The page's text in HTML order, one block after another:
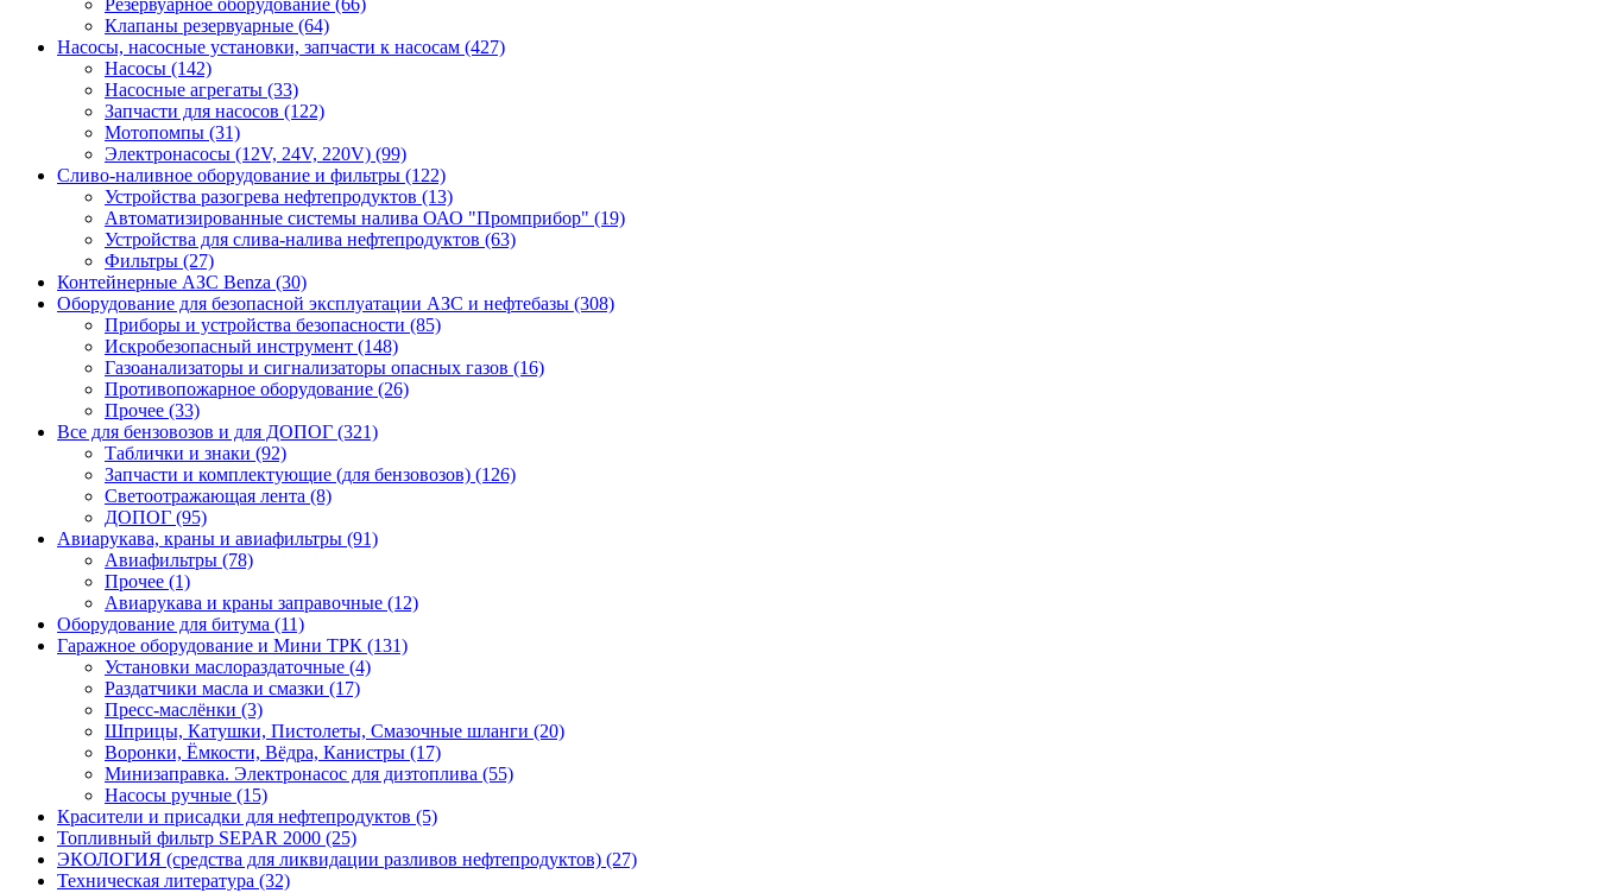
Резервуарное оборудование (66)
Клапаны резервуарные (64)
Насосы, насосные установки, запчасти к насосам (427)
Насосы (142)
Насосные агрегаты (33)
Запчасти для насосов (122)
Мотопомпы (31)
Электронасосы (12V, 24V, 220V) (99)
Сливо-наливное оборудование и фильтры (122)
Устройства разогрева нефтепродуктов (13)
Автоматизированные системы налива ОАО "Промприбор" (19)
Устройства для слива-налива нефтепродуктов (63)
Фильтры (27)
Контейнерные АЗС Benza (30)
Оборудование для безопасной эксплуатации АЗС и нефтебазы (308)
Приборы и устройства безопасности (85)
Искробезопасный инструмент (148)
Газоанализаторы и сигнализаторы опасных газов (16)
Противопожарное оборудование (26)
Прочее (33)
Все для бензовозов и для ДОПОГ (321)
Таблички и знаки (92)
Запчасти и комплектующие (для бензовозов) (126)
Светоотражающая лента (8)
ДОПОГ (95)
Авиарукава, краны и авиафильтры (91)
Авиафильтры (78)
Прочее (1)
Авиарукава и краны заправочные (12)
Оборудование для битума (11)
Гаражное оборудование и Мини ТРК (131)
Установки маслораздаточные (4)
Раздатчики масла и смазки (17)
Пресс-маслёнки (3)
Шприцы, Катушки, Пистолеты, Смазочные шланги (20)
Воронки, Ёмкости, Вёдра, Канистры (17)
Минизаправка. Электронасос для дизтоплива (55)
Насосы ручные (15)
Красители и присадки для нефтепродуктов (5)
Топливный фильтр SEPAR 2000 (25)
ЭКОЛОГИЯ (средства для ликвидации разливов нефтепродуктов) (27)
Техническая литература (32)